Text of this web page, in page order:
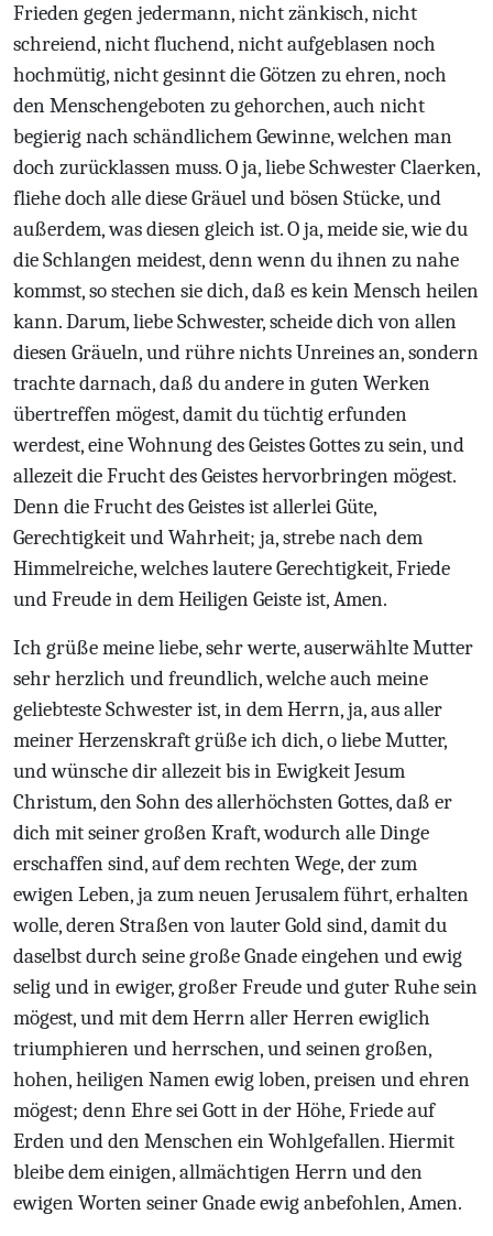
Frieden gegen jedermann, nicht zänkisch, nicht
schreiend, nicht fluchend, nicht aufgeblasen noch
hochmütig, nicht gesinnt die Götzen zu ehren, noch
den Menschengeboten zu gehorchen, auch nicht
begierig nach schändlichem Gewinne, welchen man
doch zurücklassen muss. O ja, liebe Schwester Claerken,
fliehe doch alle diese Gräuel und bösen Stücke, und
außerdem, was diesen gleich ist. O ja, meide sie, wie du
die Schlangen meidest, denn wenn du ihnen zu nahe
kommst, so stechen sie dich, daß es kein Mensch heilen
kann. Darum, liebe Schwester, scheide dich von allen
diesen Gräueln, und rühre nichts Unreines an, sondern
trachte darnach, daß du andere in guten Werken
übertreffen mögest, damit du tüchtig erfunden
werdest, eine Wohnung des Geistes Gottes zu sein, und
allezeit die Frucht des Geistes hervorbringen mögest.
Denn die Frucht des Geistes ist allerlei Güte,
Gerechtigkeit und Wahrheit; ja, strebe nach dem
Himmelreiche, welches lautere Gerechtigkeit, Friede
und Freude in dem Heiligen Geiste ist, Amen.
Ich grüße meine liebe, sehr werte, auserwählte Mutter
sehr herzlich und freundlich, welche auch meine
geliebteste Schwester ist, in dem Herrn, ja, aus aller
meiner Herzenskraft grüße ich dich, o liebe Mutter,
und wünsche dir allezeit bis in Ewigkeit Jesum
Christum, den Sohn des allerhöchsten Gottes, daß er
dich mit seiner großen Kraft, wodurch alle Dinge
erschaffen sind, auf dem rechten Wege, der zum
ewigen Leben, ja zum neuen Jerusalem führt, erhalten
wolle, deren Straßen von lauter Gold sind, damit du
daselbst durch seine große Gnade eingehen und ewig
selig und in ewiger, großer Freude und guter Ruhe sein
mögest, und mit dem Herrn aller Herren ewiglich
triumphieren und herrschen, und seinen großen,
hohen, heiligen Namen ewig loben, preisen und ehren
mögest; denn Ehre sei Gott in der Höhe, Friede auf
Erden und den Menschen ein Wohlgefallen. Hiermit
bleibe dem einigen, allmächtigen Herrn und den
ewigen Worten seiner Gnade ewig anbefohlen, Amen.